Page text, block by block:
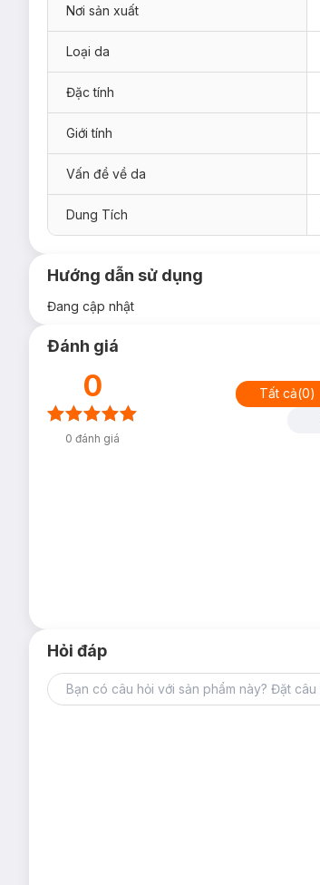
Nơi sản xuất
Loại da
Đặc tính
Giới tính
Vấn đề về da
Dung Tích
Hướng dẫn sử dụng
Đang cập nhật
Đánh giá
0
0 đánh giá
Tất cả(0)
Hỏi đáp